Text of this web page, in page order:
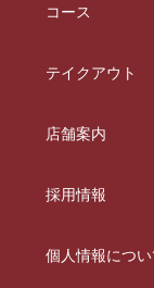
コース
テイクアウト
店舗案内
採用情報
個人情報につい